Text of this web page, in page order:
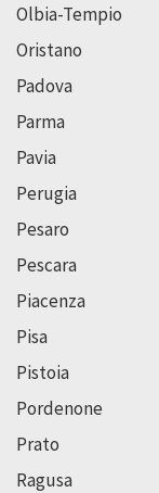
Olbia-Tempio
Oristano
Padova
Parma
Pavia
Perugia
Pesaro
Pescara
Piacenza
Pisa
Pistoia
Pordenone
Prato
Ragusa